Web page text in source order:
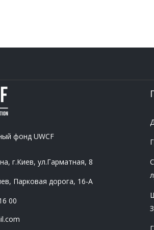
фонд UWCF
г.Киев, ул.Гарматная, 8
Парковая дорога, 16-А
00